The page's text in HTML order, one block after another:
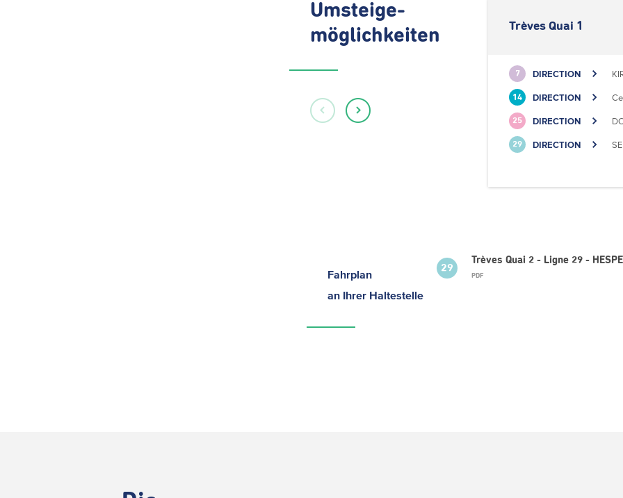
Umsteige-
möglichkeiten
Trèves Quai 1
7 DIRECTION
14 DIRECTION
25 DIRECTION
29 DIRECTION
Fahrplan
an Ihrer Haltestelle
29
Trèves Quai 2 - Ligne 29 -
PDF